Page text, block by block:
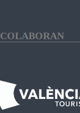
COLABORAN